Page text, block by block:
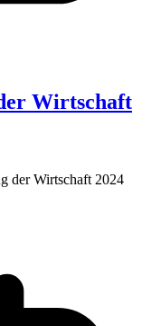
Wirtschaft
der Wirtschaft 2024